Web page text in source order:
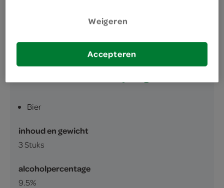
Bier
inhoud en gewicht
3 Stuks
alcoholpercentage
9.5%
Weigeren
Accepteren